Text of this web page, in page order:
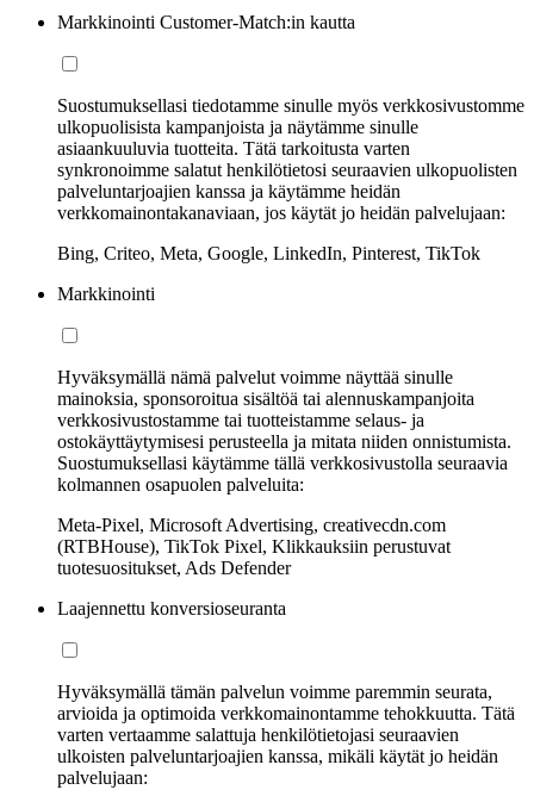
Markkinointi Customer-Match:in kautta
Suostumuksellasi tiedotamme sinulle myös verkkosivustomme
ulkopuolisista kampanjoista ja näytämme sinulle
asiaankuuluvia tuotteita. Tätä tarkoitusta varten
synkronoimme salatut henkilötietosi seuraavien ulkopuolisten
palveluntarjoajien kanssa ja käytämme heidän
verkkomainontakanaviaan, jos käytät jo heidän palvelujaan:
Bing, Criteo, Meta, Google, LinkedIn, Pinterest, TikTok
Markkinointi
Hyväksymällä nämä palvelut voimme näyttää sinulle
mainoksia, sponsoroitua sisältöä tai alennuskampanjoita
verkkosivustostamme tai tuotteistamme selaus- ja
ostokäyttäytymisesi perusteella ja mitata niiden onnistumista.
Suostumuksellasi käytämme tällä verkkosivustolla seuraavia
kolmannen osapuolen palveluita:
Meta-Pixel, Microsoft Advertising, creativecdn.com
(RTBHouse), TikTok Pixel, Klikkauksiin perustuvat
tuotesuositukset, Ads Defender
Laajennettu konversioseuranta
Hyväksymällä tämän palvelun voimme paremmin seurata,
arvioida ja optimoida verkkomainontamme tehokkuutta. Tätä
varten vertaamme salattuja henkilötietojasi seuraavien
ulkoisten palveluntarjoajien kanssa, mikäli käytät jo heidän
palvelujaan: